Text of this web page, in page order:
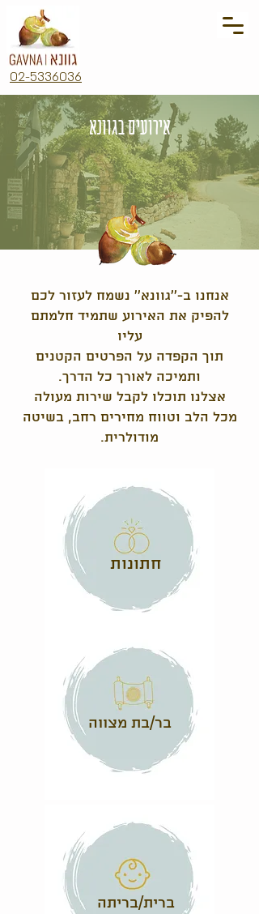
02-5336036
אירועים בגוונא
אנחנו ב-''גוונא'' נשמח לעזור לכם
להפיק את האירוע שתמיד חלמתם
עליו
תוך הקפדה על הפרטים הקטנים
ותמיכה לאורך כל הדרך.
אצלנו תוכלו לקבל שירות מעולה
מכל הלב וטווח מחירים רחב, בשיטה
מודולרית.
חתונות
בר/בת מצווה
ברית/בריתה